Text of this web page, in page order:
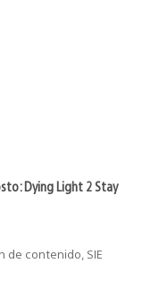
Dying Light 2 Stay
de contenido, SIE